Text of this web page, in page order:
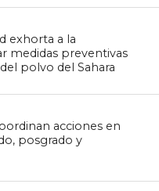
exhorta a la
medidas preventivas
polvo del Sahara
acciones en
posgrado y